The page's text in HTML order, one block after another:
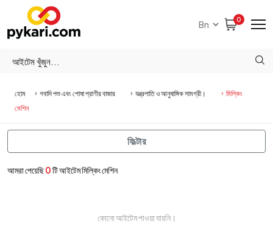
0
হোম গবাদি পশু এবং পোষা প্রাণীর বাজার যন্ত্রপাতি ও আনুষাঙ্গিক সামগ্রী।
মিল্কিং
মেশিন
আমরা পেয়েছি0টি আইটেম মিল্কিং মেশিন
কোনো আইটেম পাওয়া যায়নি।
ফিল্টার